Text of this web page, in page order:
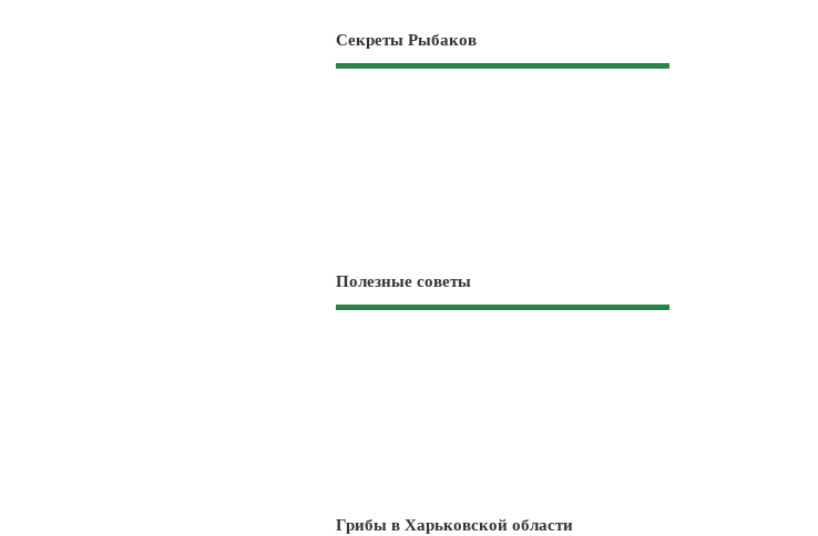
Секреты Рыбаков
Полезные советы
Грибы в Харьковской области